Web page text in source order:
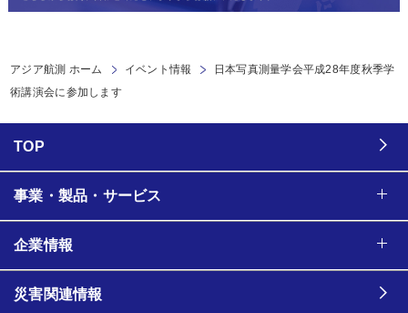
アジア航測 ホーム イベント情報
日本写真測量学会平成28年度秋季学
術講演会に参加します
TOP
事業・製品・サービス
企業情報
災害関連情報